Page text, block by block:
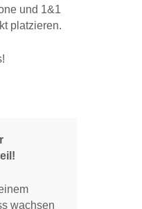
und 1&1
platzieren.
wachsen